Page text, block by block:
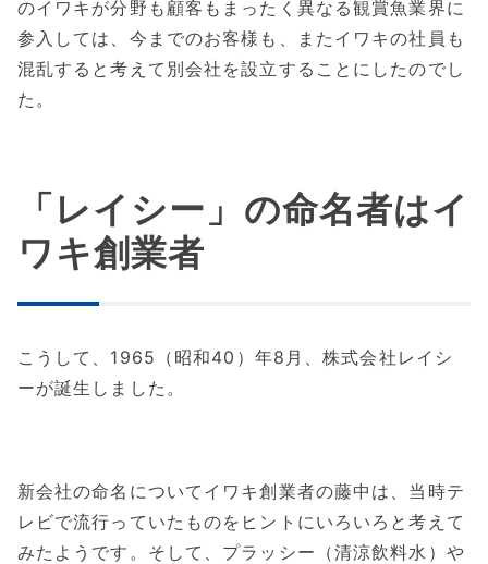
のイワキが分野も顧客もまったく異なる観賞魚業界に
参入しては、今までのお客様も、またイワキの社員も
混乱すると考えて別会社を設立することにしたのでし
た。
「レイシー」の命名者はイ
ワキ創業者
こうして、1965（昭和40）年8月、株式会社レイシ
ーが誕生しました。
新会社の命名についてイワキ創業者の藤中は、当時テ
レビで流行っていたものをヒントにいろいろと考えて
みたようです。そして、プラッシー（清涼飲料水）や